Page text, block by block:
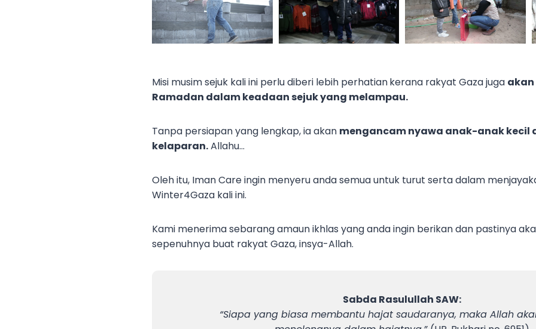
Misi musim sejuk kali ini perlu diberi lebih perhatiankerana rakyat Gaza juga
Ramadan dalam keadaan sejuk yang melampau.
Tanpa persiapan yang lengkap, ia akan mengancam nyawa anak-anak kecil
kelaparan.Allahu…
Oleh itu, Iman Care ingin menyeru anda semua untuk turut serta dalam
Winter4Gaza kali ini.
Kami menerima sebarang amaun ikhlas yang anda ingin berikan dan pastinya
sepenuhnya buat rakyat Gaza, insya-Allah.
Sabda Rasulullah SAW:
“Siapa yang biasa membantu hajat saudaranya, maka Allah